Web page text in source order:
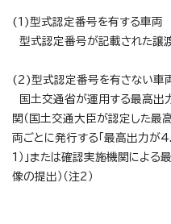
(1)型式認定番号を有する車両
型式認定番号が記載された譲渡
(2)型式認定番号を有さない車
国土交通省が運用する最高出
関（国土交通大臣が認定した最
両ごとに発行する「最高出力が
1）」または確認実施機関による
像の提出）（注2）